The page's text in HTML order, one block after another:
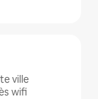
ville
wifi